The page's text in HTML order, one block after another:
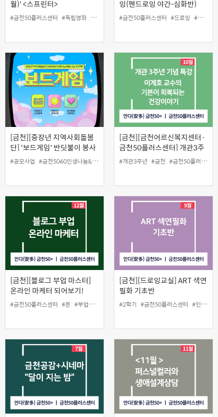
월)' <스프린터>
#금천50플러스센터 #독립영화 #무료상영 #인생설계
잉(펜드로잉 야간-심화반)
#금천50플러스센터 #드로잉 #야간강의
[금천][중장년 지역사회돌봄
단] '보드게임' 반딧불이 봉사
단
#공모사업 #금천5060인생나눔&재능나눔프로젝트 #금천50플러스센터 #반딧불이
[금천][금천어르신복지센터·
금천50플러스센터] 개관3주
년 기념 특강 '이계호 교수의
기본이 회복되는 건강이야기'
#개관3주년 #금천 #금천50플러스센터
[금천][블로그 부업 마스터]
온라인 마케터 되어보기!
#금천50플러스센터 #돈 #부업 #원데이클래스 #파워블로그
[금천][드로잉교실] ART 색연
필화 기초반
#2학기 #금천50플러스센터 #인생설계